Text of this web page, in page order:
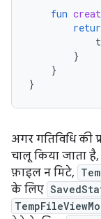
fun
}
}
}
अगर गतिविधि की
चालू किया जाता
फ़ाइल न मिटे,
के लिए